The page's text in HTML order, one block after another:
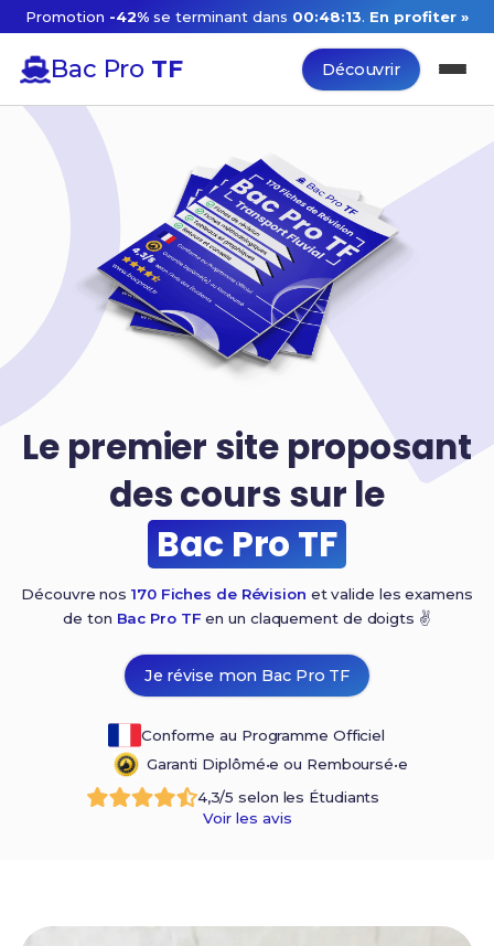
Promotion -42% se terminant dans 00:48:12. En profiter »
Bac Pro TF Découvrir
Le premier site proposant
des cours sur le
Bac Pro TF
Découvre nos170 Fiches de Révision et valide les examens
de ton Bac Pro TF en un claquement de doigts ✌️
Je révise mon Bac Pro TF
Conforme au Programme Officiel
Garanti Diplômé•e ou Remboursé•e
4,3/5 selon les Étudiants
Voir les avis